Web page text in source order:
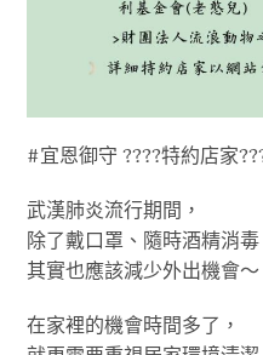
#宜恩御守 ????特約店家
武漢肺炎流行期間，
除了戴口罩、隨時酒精消
其實也應該減少外出機會～
在家裡的機會時間多了，